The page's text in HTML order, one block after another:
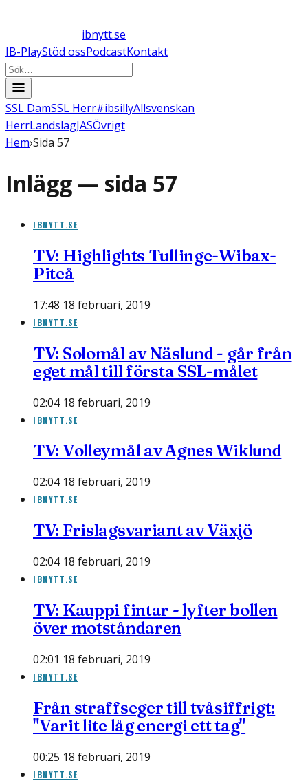
ibnytt.se
IB-PlayStöd ossPodcastKontakt
SSL DamSSL Herr#ibsillyAllsvenskan
HerrLandslagJASÖvrigt
Hem›Sida 57
Inlägg — sida 57
IBNYTT.SE
TV: Highlights Tullinge-Wibax-
Piteå
17:48 18 februari, 2019
IBNYTT.SE
TV: Solomål av Näslund - går från
eget mål till första SSL-målet
02:04 18 februari, 2019
IBNYTT.SE
TV: Volleymål av Agnes Wiklund
02:04 18 februari, 2019
IBNYTT.SE
TV: Frislagsvariant av Växjö
02:04 18 februari, 2019
IBNYTT.SE
TV: Kauppi fintar - lyfter bollen
över motståndaren
02:01 18 februari, 2019
IBNYTT.SE
Från straffseger till tvåsiffrigt:
"Varit lite låg energi ett tag"
00:25 18 februari, 2019
IBNYTT.SE